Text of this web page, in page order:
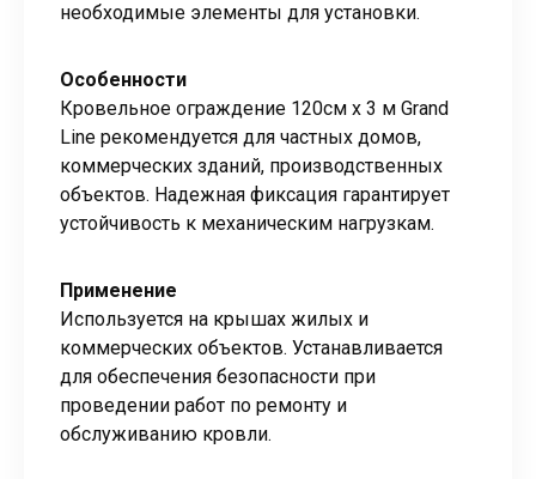
необходимые элементы для установки.
Особенности
Кровельное ограждение 120см х 3 м Grand
Line рекомендуется для частных домов,
коммерческих зданий, производственных
объектов. Надежная фиксация гарантирует
устойчивость к механическим нагрузкам.
Применение
Используется на крышах жилых и
коммерческих объектов. Устанавливается
для обеспечения безопасности при
проведении работ по ремонту и
обслуживанию кровли.